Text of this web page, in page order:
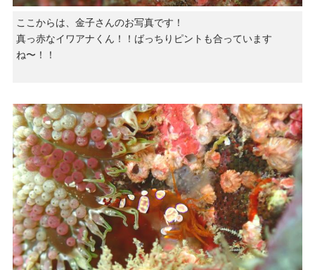
ここからは、金子さんのお写真です！
真っ赤なイワアナくん！！ばっちりピントも合っています
ね〜！！